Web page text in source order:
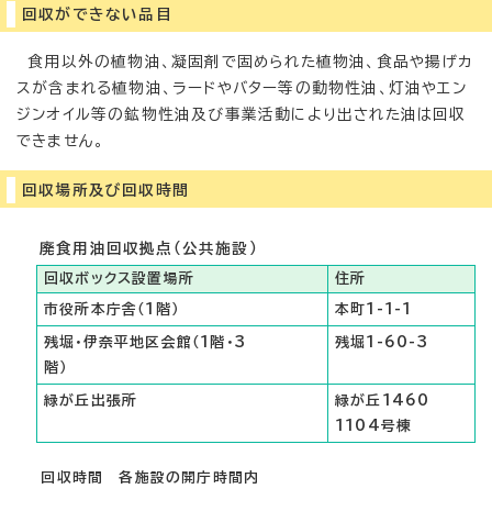
回収ができない品目
食用以外の植物油、凝固剤で固められた植物油、食品や揚げカ
スが含まれる植物油、ラードやバター等の動物性油、灯油やエン
ジンオイル等の鉱物性油及び事業活動により出された油は回収
できません。
回収場所及び回収時間
廃食用油回収拠点（公共施設）
回収ボックス設置場所 住所
市役所本庁舎（1階） 本町1-1-1
残堀・伊奈平地区会館（1階・3
階）
残堀1-60-3
緑が丘出張所
緑が丘1460
1104号棟
回収時間 各施設の開庁時間内